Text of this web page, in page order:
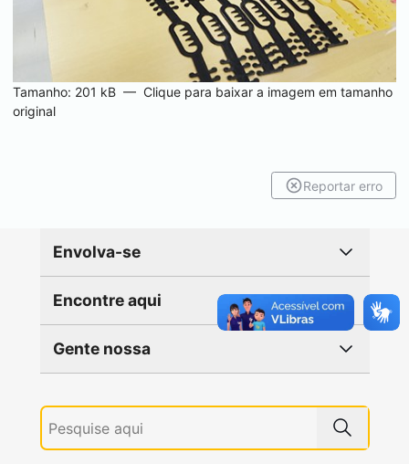
Tamanho: 201 kB — Clique para baixar a imagem em tamanho
original
Reportar erro
Envolva-se
Encontre aqui
Gente nossa